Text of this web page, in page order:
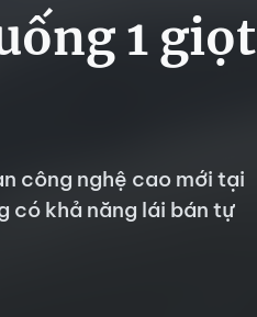
1 giọt
công nghệ cao mới tại
có khả năng lái bán tự